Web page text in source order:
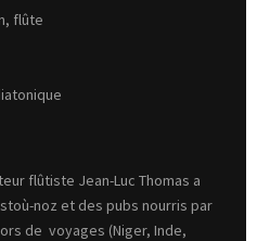
flûte
flûtiste Jean-Luc Thomas a
noz et des pubs nourris par
de voyages (Niger, Inde,